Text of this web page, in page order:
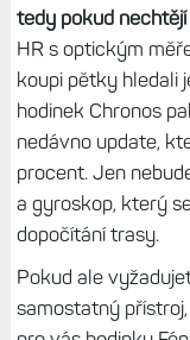
tedy pokud nechtějí
HR s optickým
koupi pětky hledali
hodinek Chronos
nedávno update,
procent. Jen
a gyroskop, který
dopočítání trasy.
Pokud ale
samostatný